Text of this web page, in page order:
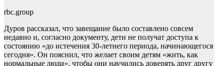
rbc.group
Дуров рассказал, что завещание было составлено совсем
недавно и, согласно документу, дети не получат доступа к
состоянию «до истечения 30-летнего периода, начинающегося
сегодня». Он пояснил, что желает своим детям «жить, как
нормальные люди», чтобы они научились доверять друг другу